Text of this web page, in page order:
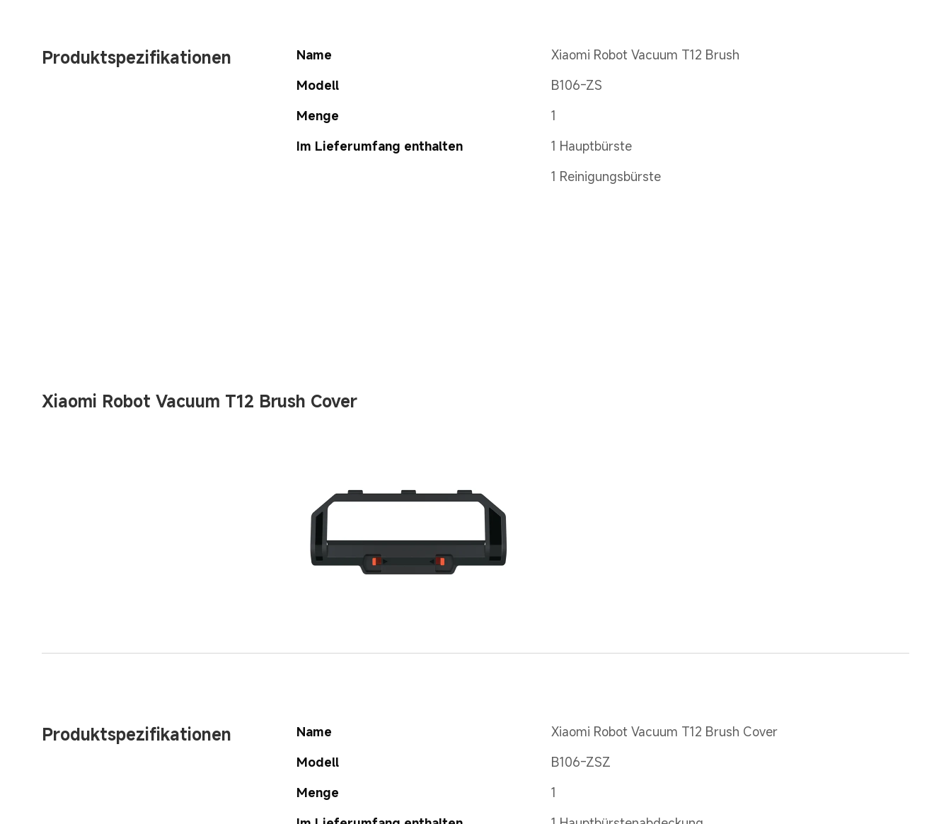
Produktspezifikationen Name
Xiaomi Robot Vacuum T12 Brush
Modell
B106-ZS
Menge
1
Im Lieferumfang enthalten
1 Hauptbürste
1 Reinigungsbürste
Xiaomi Robot Vacuum T12 Brush Cover
Produktspezifikationen Name
Xiaomi Robot Vacuum T12 Brush Cover
Modell
B106-ZSZ
Menge
1